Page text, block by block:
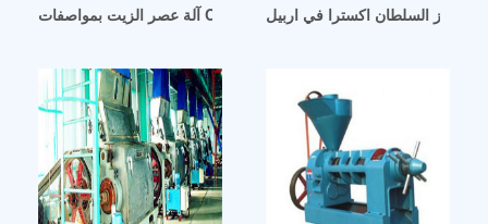
آلة عصر الزيت بمواصفات CE في العراقاللوز السلطان اكسترا في اربيل